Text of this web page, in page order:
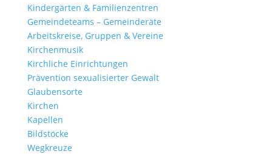
Kinder­gärten & Familienzentren
Gemein­de­teams – Gemeinderäte
Arbeits­kreise, Gruppen & Vereine
Kirchen­musik
Kirch­liche Einrichtungen
Präven­tion sexua­li­sierter Gewalt
Glau­ben­s­orte
Kirchen
Kapellen
Bild­stöcke
Wegkreuze